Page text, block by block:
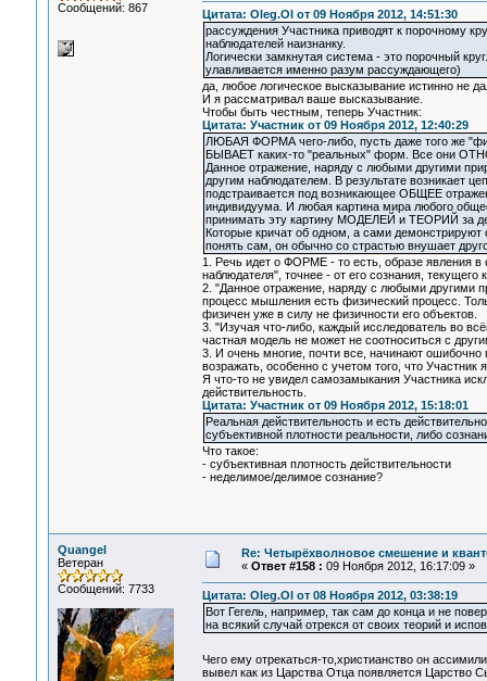
Сообщений: 867
Цитата: Oleg.Ol от 09 Ноября 2012, 14:51:30
рассуждения Участника приводят к порочному
наблюдателей наизнанку.
Логически замкнутая система - это порочный
улавливается именно разум рассуждающего)
да, любое логическое высказывание истинно не
И я рассматривал ваше высказывание.
Чтобы быть честным, теперь Участник:
Цитата: Участник от 09 Ноября 2012, 12:40:29
ЛЮБАЯ ФОРМА чего-либо, пусть даже того же
БЫВАЕТ каких-то "реальных" форм. Все они
Данное отражение, наряду с любыми другими
другим наблюдателем. В результате возникает
подстраивается под возникающее ОБЩЕЕ
индивидуума. И любая картина мира любого
принимать эту картину МОДЕЛЕЙ и ТЕОРИЙ за
Которые кричат об одном, а сами
понять сам, он обычно со страстью внушает
1. Речь идет о ФОРМЕ - то есть, образе явления
наблюдателя", точнее - от его сознания, текущего
2. "Данное отражение, наряду с любыми другими
процесс мышления есть физический процесс.
физичен уже в силу не физичности его объектов.
3. "Изучая что-либо, каждый исследователь во
частная модель не может не соотноситься с
3. И очень многие, почти все, начинают
возражать, особенно с учетом того, что
Я что-то не увидел самозамыкания Участника
действительность.
Цитата: Участник от 09 Ноября 2012, 15:18:01
Реальная действительность и есть
субъективной плотности реальности, либо
Что такое:
- субъективная плотность действительности
- неделимое/делимое сознание?
Quangel
Ветеран
Сообщений: 7733
Re: Четырёхволновое смешение и
« Ответ #158 : 09 Ноября 2012, 16:17:09 »
Цитата: Oleg.Ol от 08 Ноября 2012, 03:38:19
Вот Гегель, например, так сам до конца и не
на всякий случай отрекся от своих теорий и
Чего ему отрекаться-то,христианство он
вывел как из Царства Отца появляется Царство